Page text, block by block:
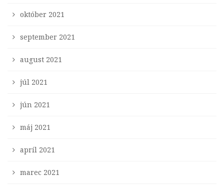
október 2021
september 2021
august 2021
júl 2021
jún 2021
máj 2021
apríl 2021
marec 2021